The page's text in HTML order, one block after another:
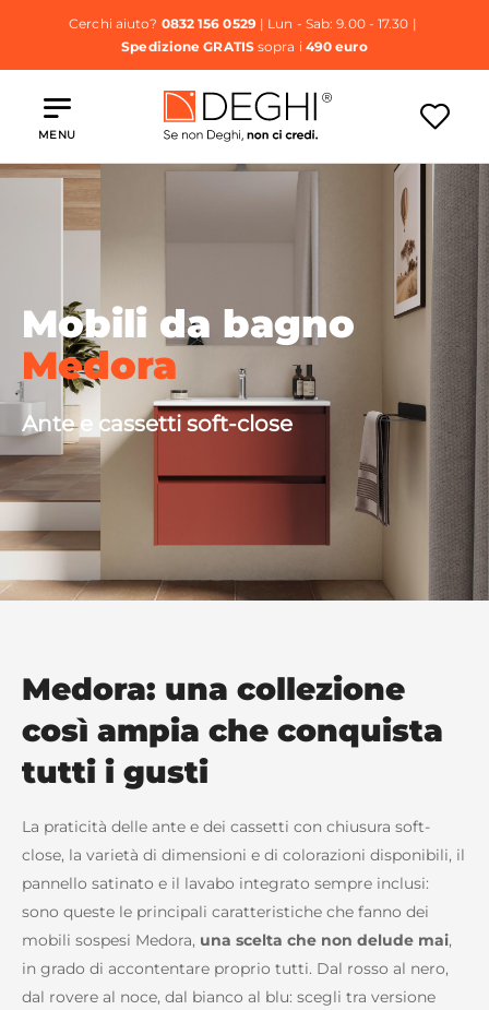
Cerchi aiuto? 0832 156 0529| Lun - Sab: 9.00 - 17.30 |
Spedizione GRATISsopra i 490 euro
MENU
Mobili da bagno
Medora
Ante e cassetti soft-close
Medora: una collezione
così ampia che conquista
tutti i gusti
La praticità delle ante e dei cassetti con chiusura soft-
close, la varietà di dimensioni e di colorazioni disponibili, il
pannello satinato e il lavabo integrato sempre inclusi:
sono queste le principali caratteristiche che fanno dei
mobili sospesi Medora, una scelta che non delude mai,
in grado di accontentare proprio tutti. Dal rosso al nero,
dal rovere al noce, dal bianco al blu: scegli tra versione